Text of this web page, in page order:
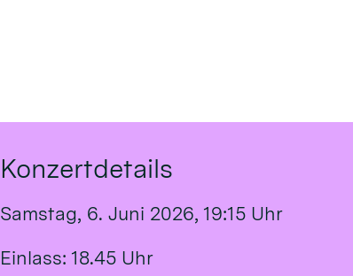
Konzertdetails
Samstag, 6. Juni 2026, 19:15 Uhr
Einlass: 18.45 Uhr